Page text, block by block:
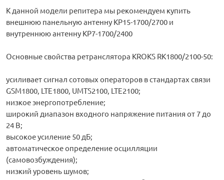
К данной модели репитера мы рекомендуем купить
внешнюю панельную антенну KP15-1700/2700 и
внутреннюю антенну KP7-1700/2400
Основные свойства ретранслятора KROKS RK1800/2100-50:
усиливает сигнал сотовых операторов в стандартах связи
GSM1800, LTE1800, UMTS2100, LTE2100;
низкое энергопотребление;
широкий диапазон входного напряжение питания от 7 до
24 В;
высокое усиление 50 дБ;
автоматическое определение осцилляции
(самовозбуждения);
низкий уровень шумов;